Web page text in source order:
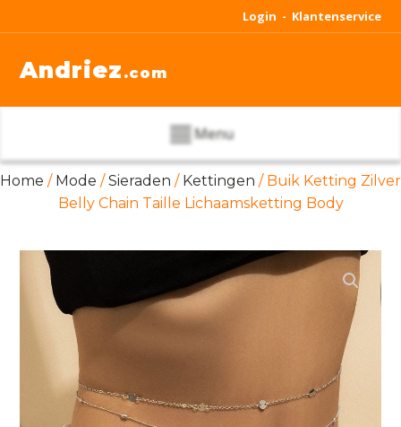
Login - Klantenservice
Andriez .com
Menu
Home / Mode /Sieraden / Kettingen / Buik Ketting Zilver
Belly Chain Taille Lichaamsketting Body